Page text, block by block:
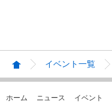
イベント一覧
ホーム ニュース イベント